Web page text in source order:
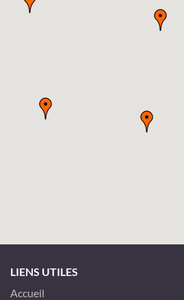
LIENS UTILES
Accueil